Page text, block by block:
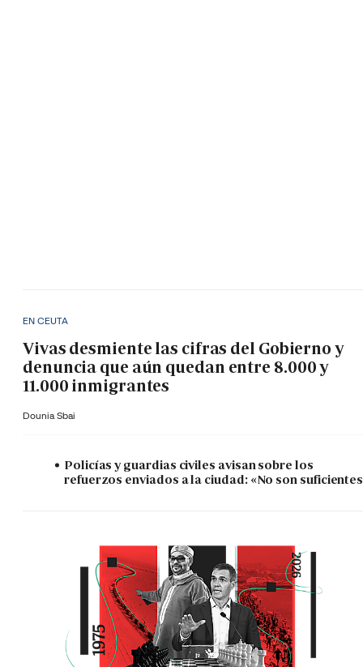
EN CEUTA
Vivas desmiente las cifras del Gobierno y
denuncia que aún quedan entre 8.000 y
11.000 inmigrantes
Dounia Sbai
Policías y guardias civiles avisan sobre los
refuerzos enviados a la ciudad: «No son